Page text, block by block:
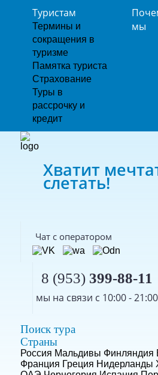
Туристам
Термины и
сокращения в
туризме
Памятка туриста
Страхование
Туры в
рассрочку и
кредит
мы
Хватит
слетать!
Чат с оператором
8 (953) 399-88-11
мы на связи с 10:00 - 21:00
Поиск тура
Страны
Россия Мальдивы Финляндия
Франция Греция Нидерланды